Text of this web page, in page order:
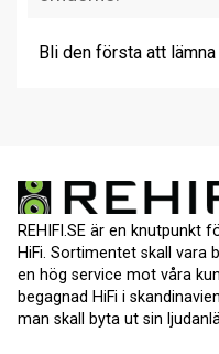
Bli den första att
REHIFI.SE är en knutpunkt
HiFi. Sortimentet skall
en hög service mot våra
begagnad HiFi i
man skall byta ut sin